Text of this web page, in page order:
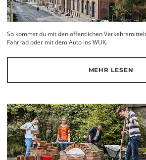
So kommst du mit den öffentlichen
Fahrrad oder mit dem Auto ins WUK.
MEHR LESEN